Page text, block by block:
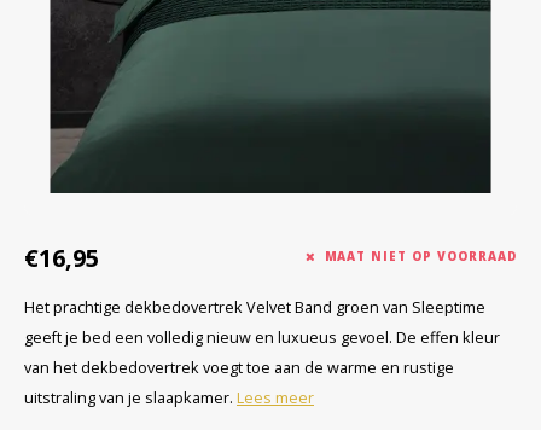
€16,95 MAAT NIET OP VOORRAAD
Het prachtige dekbedovertrek Velvet Band groen van Sleeptime
geeft je bed een volledig nieuw en luxueus gevoel. De effen kleur
van het dekbedovertrek voegt toe aan de warme en rustige
uitstraling van je slaapkamer. Lees meer